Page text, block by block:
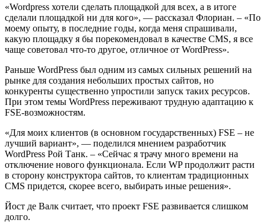
«Wordpress хотели сделать площадкой для всех, а в итоге
сделали площадкой ни для кого», — рассказал Флориан. – «По
моему опыту, в последние годы, когда меня спрашивали,
какую площадку я бы порекомендовал в качестве CMS, я все
чаще советовал что-то другое, отличное от WordPress».
Раньше WordPress был одним из самых сильных решений на
рынке для создания небольших простых сайтов, но
конкуренты существенно упростили запуск таких ресурсов.
При этом темы WordPress переживают трудную адаптацию к
FSE-возможностям.
«Для моих клиентов (в основном государственных) FSE – не
лучший вариант», — поделился мнением разработчик
WordPress Рой Танк. – «Сейчас я трачу много времени на
отключение нового функционала. Если WP продолжит расти
в сторону конструктора сайтов, то клиентам традиционных
CMS придется, скорее всего, выбирать иные решения».
Йост де Валк считает, что проект FSE развивается слишком
долго.